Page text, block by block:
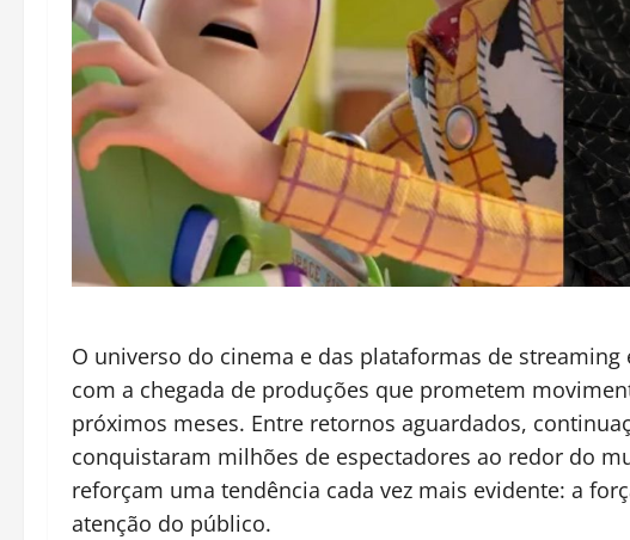
O universo do cinema e das plataformas de
com a chegada de produções que prometem
próximos meses. Entre retornos aguardados,
conquistaram milhões de espectadores ao redor do
reforçam uma tendência cada vez mais evidente: a
atenção do público.